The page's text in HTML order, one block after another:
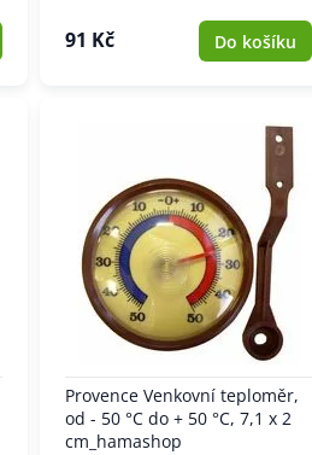
91 Kč Do košíku
Provence Venkovní teploměr,
od - 50 °C do + 50 °C, 7,1 x 2
cm_hamashop